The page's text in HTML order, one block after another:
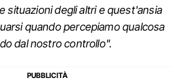
situazioni degli altri e quest'ansia
quando percepiamo qualcosa
dal nostro controllo".